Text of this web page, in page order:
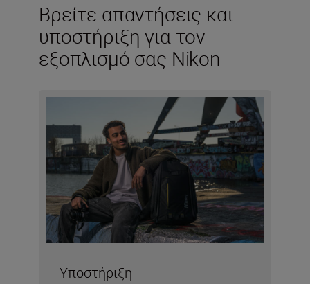
Βρείτε απαντήσεις και
υποστήριξη για τον
εξοπλισμό σας Nikon
Υποστήριξη